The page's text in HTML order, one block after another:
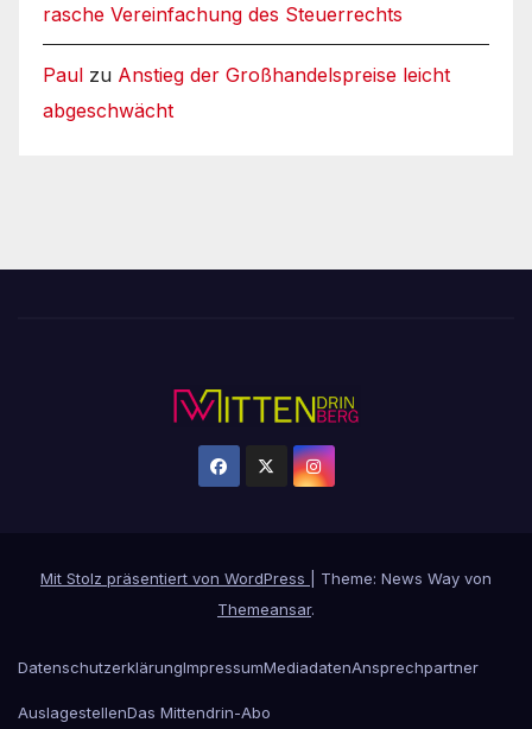
rasche Vereinfachung des Steuerrechts
Paul zu Anstieg der Großhandelspreise leicht
abgeschwächt
Mit Stolz präsentiert von WordPress
Theme: News Way von
Themeansar.
DatenschutzerklärungImpressumMediadatenAnsprechpartner
AuslagestellenDas Mittendrin-Abo